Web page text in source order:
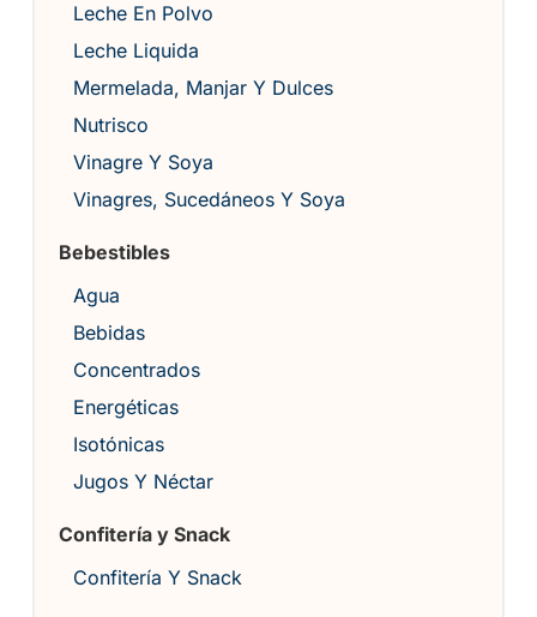
Leche En Polvo
Leche Liquida
Mermelada, Manjar Y Dulces
Nutrisco
Vinagre Y Soya
Vinagres, Sucedáneos Y Soya
Bebestibles
Agua
Bebidas
Concentrados
Energéticas
Isotónicas
Jugos Y Néctar
Confitería y Snack
Confitería Y Snack